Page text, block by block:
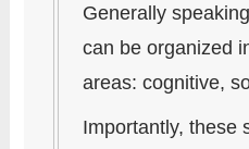
Generally
can be organized
areas: cognitive,
Importantly, these